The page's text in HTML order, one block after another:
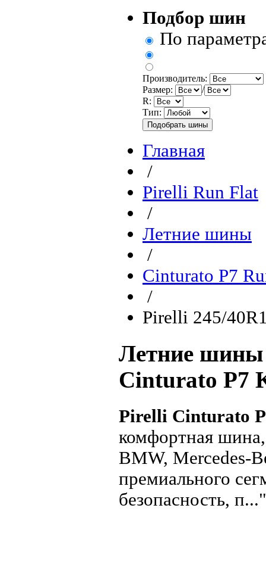
Подбор шин
По
Производитель:
Размер:
/
R:
Тип:
Главная
/
Pirelli Run Flat
/
Летние шины
/
Cinturato P7
/
Pirelli 245/
Летние шины
Cinturato P7
Pirelli Cinturato
комфортная шина,
BMW, Mercedes-
премиального
безопасность,